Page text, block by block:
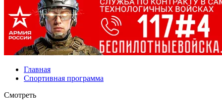
Главная
Спортивная программа
Смотреть